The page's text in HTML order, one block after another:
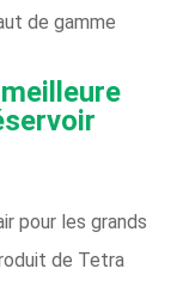
de gamme
pour les grands
de Tetra